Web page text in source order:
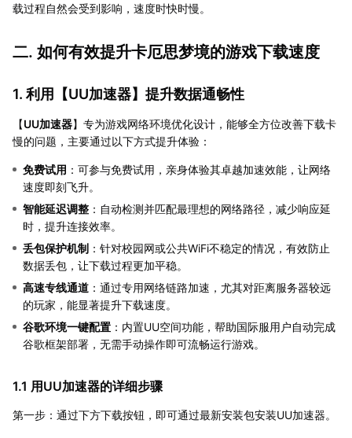
载过程自然会受到影响，速度时快时慢。
二. 如何有效提升卡厄思梦境的游戏下载速度
1. 利用【UU加速器】提升数据通畅性
【UU加速器】专为游戏网络环境优化设计，能够全方位改善下载卡
慢的问题，主要通过以下方式提升体验：
免费试用 ：可参与免费试用，亲身体验其卓越加速效能，让网络
速度即刻飞升。
智能延迟调整 ：自动检测并匹配最理想的网络路径，减少响应延
时，提升连接效率。
丢包保护机制 ：针对校园网或公共WiFi不稳定的情况，有效防止
数据丢包，让下载过程更加平稳。
高速专线通道 ：通过专用网络链路加速，尤其对距离服务器较远
的玩家，能显著提升下载速度。
谷歌环境一键配置 ：内置UU空间功能，帮助国际服用户自动完成
谷歌框架部署，无需手动操作即可流畅运行游戏。
1.1 用UU加速器的详细步骤
第一步：通过下方下载按钮，即可通过最新安装包安装UU加速器。